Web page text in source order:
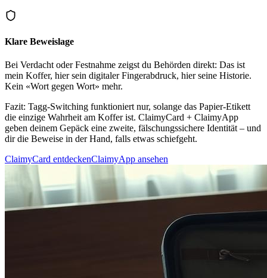
Klare Beweislage
Bei Verdacht oder Festnahme zeigst du Behörden direkt: Das ist
mein Koffer, hier sein digitaler Fingerabdruck, hier seine Historie.
Kein «Wort gegen Wort» mehr.
Fazit: Tagg-Switching funktioniert nur, solange das Papier-Etikett
die einzige Wahrheit am Koffer ist. ClaimyCard + ClaimyApp
geben deinem Gepäck eine zweite, fälschungssichere Identität – und
dir die Beweise in der Hand, falls etwas schiefgeht.
ClaimyCard entdeckenClaimyApp ansehen